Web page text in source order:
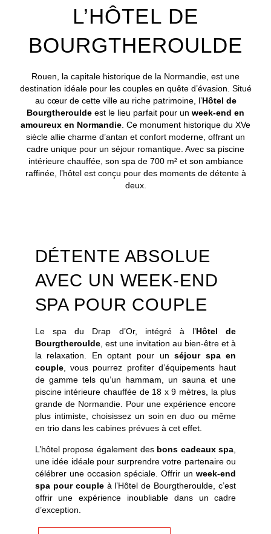
L’HÔTEL DE
BOURGTHEROULDE
Rouen, la capitale historique de la Normandie, est une
destination idéale pour les couples en quête d’évasion. Situé
au cœur de cette ville au riche patrimoine, l’Hôtel de
Bourgtheroulde est le lieu parfait pour un week-end en
amoureux en Normandie. Ce monument historique du XVe
siècle allie charme d’antan et confort moderne, offrant un
cadre unique pour un séjour romantique. Avec sa piscine
intérieure chauffée, son spa de 700 m² et son ambiance
raffinée, l’hôtel est conçu pour des moments de détente à
deux.
DÉTENTE ABSOLUE
AVEC UN WEEK-END
SPA POUR COUPLE
Le spa du Drap d’Or, intégré à l’Hôtel de
Bourgtheroulde, est une invitation au bien-être et à
la relaxation. En optant pour unséjour spa en
couple, vous pourrez profiter d’équipements haut
de gamme tels qu’un hammam, un sauna et une
piscine intérieure chauffée de 18 x 9 mètres, la plus
grande de Normandie. Pour une expérience encore
plus intimiste, choisissez un soin en duo ou même
en trio dans les cabines prévues à cet effet.
L’hôtel propose également des bons cadeaux spa
une idée idéale pour surprendre votre partenaire ou
célébrer une occasion spéciale. Offrir unweek-end
spa pour coupleà l’Hôtel de Bourgtheroulde, c’est
offrir une expérience inoubliable dans un cadre
d’exception.